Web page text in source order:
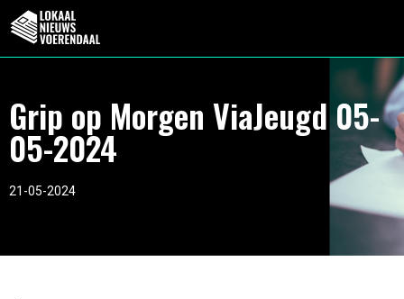
Grip op Morgen ViaJeugd 05-
05-2024
21-05-2024